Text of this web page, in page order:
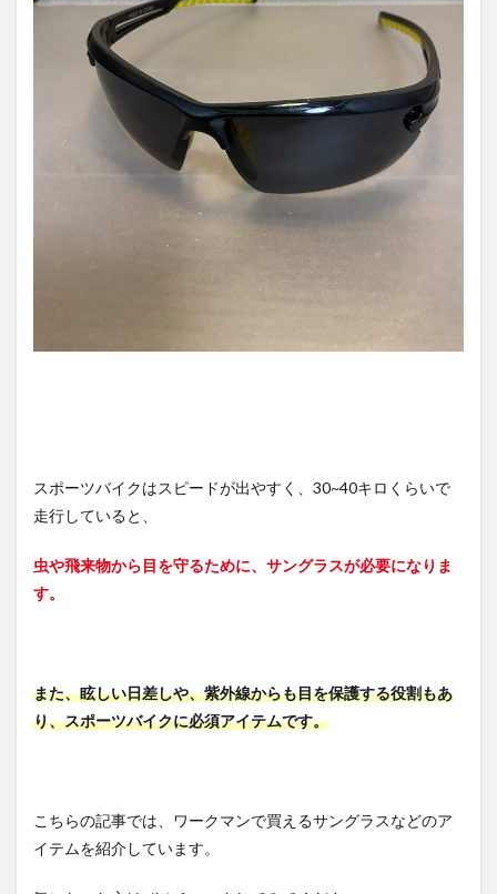
スポーツバイクはスピードが出やすく、30~40キロくらいで
走行していると、
虫や飛来物から目を守るために、サングラスが必要になりま
す。
また、眩しい日差しや、紫外線からも目を保護する役割もあ
り、スポーツバイクに必須アイテムです。
こちらの記事では、ワークマンで買えるサングラスなどのア
イテムを紹介しています。